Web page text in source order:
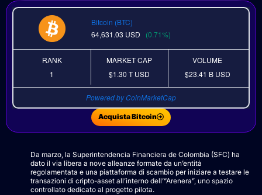
Bitcoin (BTC)
64,631.03 USD (0.71%)
RANK
1
MARKET CAP
$1.30 TUSD
VOLUME
$23.41 B USD
Powered by CoinMarketCap
Acquista Bitcoin
Da marzo, la Superintendencia Financiera de Colombia (SFC) ha
dato il via libera a nove alleanze formate da un’entità
regolamentata e una piattaforma di scambio per iniziare a testare le
transazioni di cripto-asset all’interno dell’“Arenera”, uno spazio
controllato dedicato al progetto pilota.